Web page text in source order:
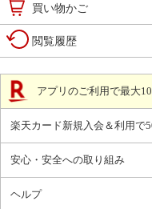
買い物かご
閲覧履歴
アプリのご利用で最大
楽天カード新規入会＆利用で
安心・安全への取り組み
ヘルプ